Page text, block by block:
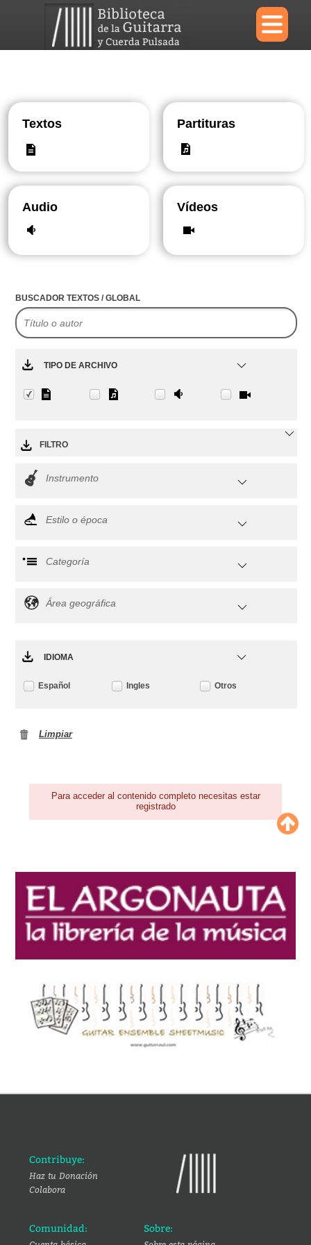
×
Menu
Área personal Reproductor
Textos Partituras
Audio Vídeos
BUSCADOR TEXTOS / GLOBAL
TIPO DE ARCHIVO
FILTRO
Instrumento
Estilo o época
Categoría
Área geográfica
IDIOMA
Español Ingles Otros
Limpiar
Para acceder al contenido completo necesitas estar
registrado
Contribuye:
Haz tu Donación
Colabora
Comunidad: Sobre: